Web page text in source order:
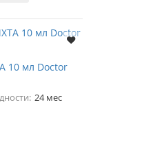
10 мл Doctor
24 мес